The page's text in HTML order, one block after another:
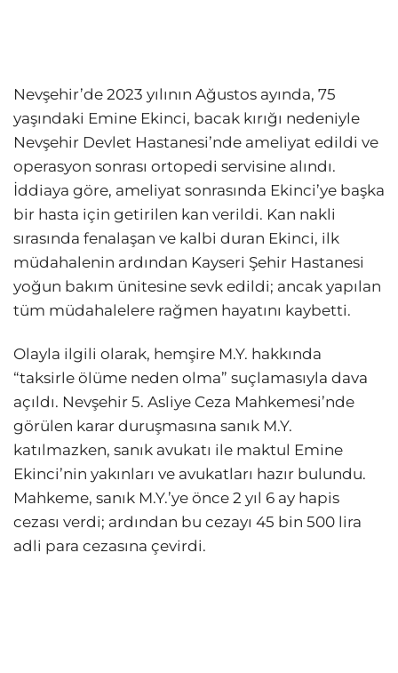
Nevşehir’de 2023 yılının Ağustos ayında, 75
yaşındaki Emine Ekinci, bacak kırığı nedeniyle
Nevşehir Devlet Hastanesi’nde ameliyat edildi ve
operasyon sonrası ortopedi servisine alındı.
İddiaya göre, ameliyat sonrasında Ekinci’ye başka
bir hasta için getirilen kan verildi. Kan nakli
sırasında fenalaşan ve kalbi duran Ekinci, ilk
müdahalenin ardından Kayseri Şehir Hastanesi
yoğun bakım ünitesine sevk edildi; ancak yapılan
tüm müdahalelere rağmen hayatını kaybetti.
Olayla ilgili olarak, hemşire M.Y. hakkında
“taksirle ölüme neden olma” suçlamasıyla dava
açıldı. Nevşehir 5. Asliye Ceza Mahkemesi’nde
görülen karar duruşmasına sanık M.Y.
katılmazken, sanık avukatı ile maktul Emine
Ekinci’nin yakınları ve avukatları hazır bulundu.
Mahkeme, sanık M.Y.’ye önce 2 yıl 6 ay hapis
cezası verdi; ardından bu cezayı 45 bin 500 lira
adli para cezasına çevirdi.